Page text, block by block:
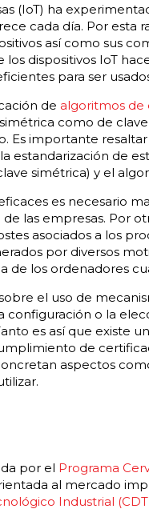
(IoT) ha
cada día. Por
así como sus
dispositivos IoT
para ser
de algoritmos de
como de
importante
estandarización de
simétrica) y el
es necesario
las empresas. Por
asociados a los
por diversos
de los ordenadores
el uso de
configuración o la
es así que existe
de
aspectos
por el Programa
al mercado
Industrial